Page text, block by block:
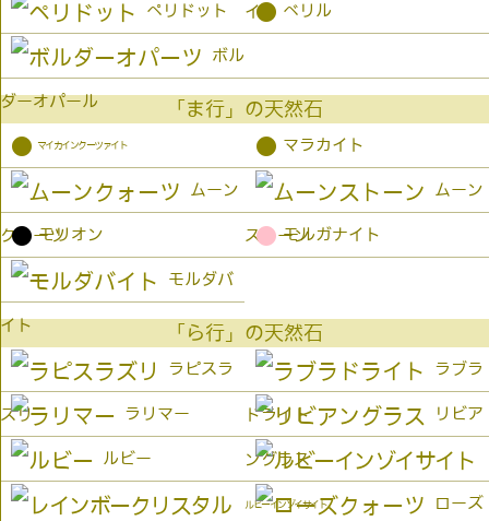
イト
ペリドット ● ベリル
ボル
ダーオパール 「ま行」の天然石
● マイカインクーツァイト ● マラカイト
ムーン
クォーツ
ムーン
ストーン
● モリオン ● モルガナイト
モルダバ
イト 「ら行」の天然石
ラピスラ
ズリ
ラブラ
ドライト
ラリマー リビア
ングラス
ルビー
ルビーインゾイサイト ローズ